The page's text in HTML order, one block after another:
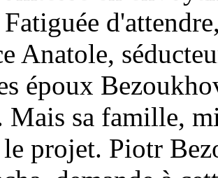
Anatole,
époux
Mais sa famille,
le projet. Piotr